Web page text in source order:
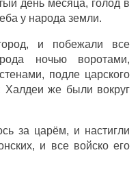
день месяца, голод в
у народа земли.
и побежали все
ночью воротами,
подле царского
Халдеи же были вокруг
за царём, и настигли
и все войско его